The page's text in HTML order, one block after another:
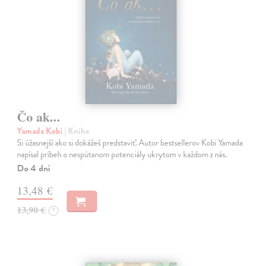
Čo ak...
Yamada Kobi | Kniha
Si úžasnejší ako si dokážeš predstaviť. Autor bestsellerov Kobi Yamada
napísal príbeh o nespútanom potenciály ukrytom v každom z nás.
Do 4 dní
13,48 €
13,90 € ?